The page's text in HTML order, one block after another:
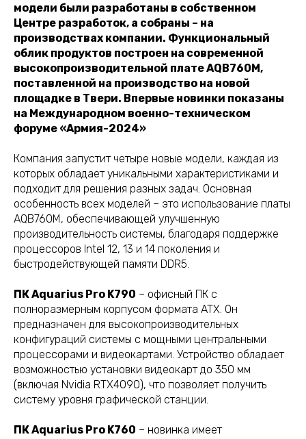
модели были разработаны в собственном
Центре разработок, а собраны – на
производствах компании. Функциональный
облик продуктов построен на современной
высокопроизводительной плате AQB760M,
поставленной на производство на новой
площадке в Твери. Впервые новинки показаны
на Международном военно-техническом
форуме «Армия-2024»
Компания запустит четыре новые модели, каждая из
которых обладает уникальными характеристиками и
подходит для решения разных задач. Основная
особенность всех моделей – это использование платы
AQB760M, обеспечивающей улучшенную
производительность системы, благодаря поддержке
процессоров Intel 12, 13 и 14 поколения и
быстродействующей памяти DDR5.
ПК Aquarius Pro K790 – офисный ПК с
полноразмерным корпусом формата ATX. Он
предназначен для высокопроизводительных
конфигураций системы с мощными центральными
процессорами и видеокартами. Устройство обладает
возможностью установки видеокарт до 350 мм
(включая Nvidia RTX4090), что позволяет получить
систему уровня графической станции.
ПК Aquarius Pro K760 – новинка имеет